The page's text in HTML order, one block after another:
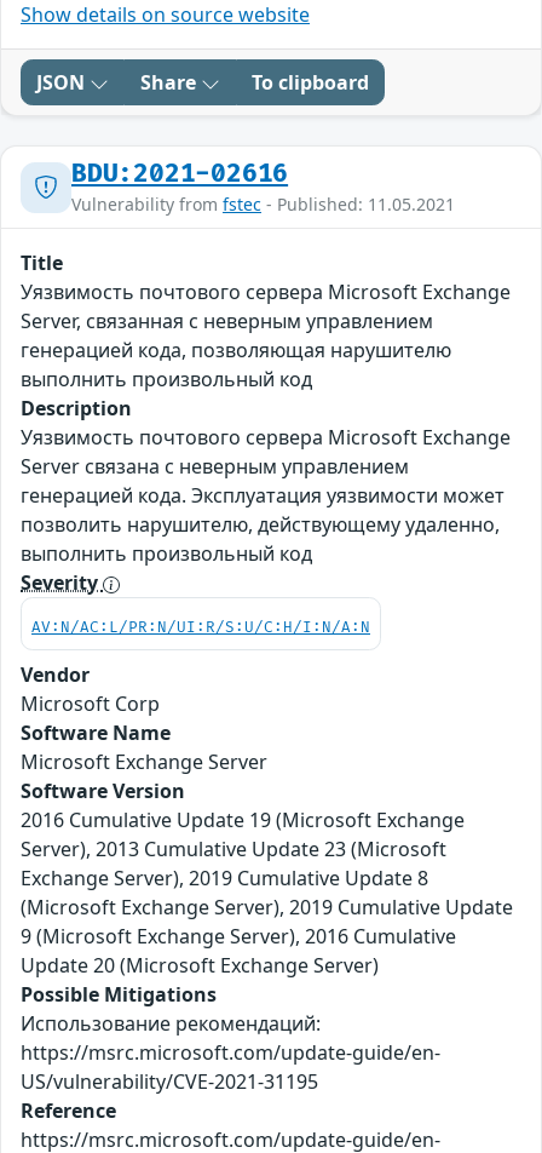
Show details on source website
JSON Share To clipboard
BDU:2021-02616
Vulnerability from fstec - Published: 11.05.2021
Title
Уязвимость почтового сервера Microsoft Exchange
Server, связанная с неверным управлением
генерацией кода, позволяющая нарушителю
выполнить произвольный код
Description
Уязвимость почтового сервера Microsoft Exchange
Server связана с неверным управлением
генерацией кода. Эксплуатация уязвимости может
позволить нарушителю, действующему удаленно,
выполнить произвольный код
Severity
AV:N/AC:L/PR:N/UI:R/S:U/C:H/I:N/A:N
Vendor
Microsoft Corp
Software Name
Microsoft Exchange Server
Software Version
2016 Cumulative Update 19 (Microsoft Exchange
Server), 2013 Cumulative Update 23 (Microsoft
Exchange Server), 2019 Cumulative Update 8
(Microsoft Exchange Server), 2019 Cumulative Update
9 (Microsoft Exchange Server), 2016 Cumulative
Update 20 (Microsoft Exchange Server)
Possible Mitigations
Использование рекомендаций:
https://msrc.microsoft.com/update-guide/en-
US/vulnerability/CVE-2021-31195
Reference
https://msrc.microsoft.com/update-guide/en-